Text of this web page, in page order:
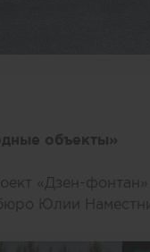
объекты»
«Дзен-фонтан»
Юлии